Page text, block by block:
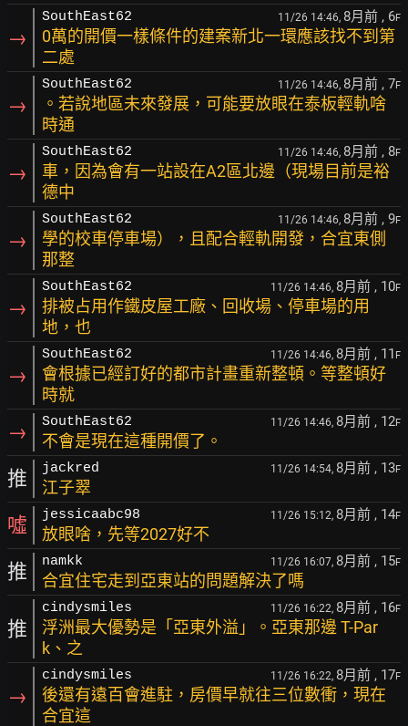
→
SouthEast62 11/26 14:46, 8月前 , 6F
0萬的開價一樣條件的建案新北一環應該找不到第
二處
→
SouthEast62 11/26 14:46, 8月前 , 7F
。若說地區未來發展，可能要放眼在泰板輕軌啥
時通
→
SouthEast62 11/26 14:46, 8月前 , 8F
車，因為會有一站設在A2區北邊（現場目前是裕
德中
→
SouthEast62 11/26 14:46, 8月前 , 9F
學的校車停車場），且配合輕軌開發，合宜東側
那整
→
SouthEast62 11/26 14:46, 8月前 , 10F
排被占用作鐵皮屋工廠、回收場、停車場的用
地，也
→
SouthEast62 11/26 14:46, 8月前 , 11 F
會根據已經訂好的都市計畫重新整頓。等整頓好
時就
→ SouthEast62 11/26 14:46, 8月前 , 12F
不會是現在這種開價了。
推 jackred 11/26 14:54, 8月前 , 13F
江子翠
噓 jessicaabc98 11/26 15:12, 8月前 , 14F
放眼啥，先等2027好不
推 namkk 11/26 16:07, 8月前 , 15F
合宜住宅走到亞東站的問題解決了嗎
推
cindysmiles 11/26 16:22, 8月前 , 16F
浮洲最大優勢是「亞東外溢」。亞東那邊 T-Par
k、之
→
cindysmiles 11/26 16:22, 8月前 , 17F
後還有遠百會進駐，房價早就往三位數衝，現在
合宜這